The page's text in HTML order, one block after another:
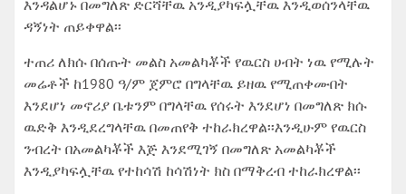
እንዳልሆኑ በመግለጽ ድርሻቸዉ አንዲያካፍሏቸዉ እንዲወሰንላቸዉ
ዳኝነት ጠይቀዋል፡፡
ተጠሪ ለክሱ በሰጡት መልስ አመልካቾች የዉርስ ሀብት ነዉ የሚሉት
መሬቶች ከ1980 ዓ/ም ጀምሮ በግላቸዉ ይዘዉ የሚጠቀሙበት
እንደሆነ መኖሪያ ቤቱንም በግላቸዉ የሰሩት እንደሆነ በመግለጽ ክሱ
ዉድቅ እንዲደረግላቸዉ በመጠየቅ ተከራክረዋል፡፡እንዲሁም የዉርስ
ንብረት በአመልካቾች እጅ እንደሚገኝ በመግለጽ አመልካቾች
እንዲያካፍሏቸዉ የተከሳሽ ከሳሽነት ክስ በማቅረብ ተከራክረዋል፡፡